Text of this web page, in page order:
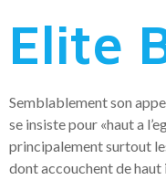
Elite
Semblablement son
se insiste pour «haut a
principalement surtout
dont accouchent de